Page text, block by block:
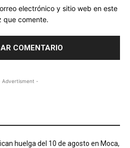
electrónico y sitio web en este
que comente.
Advertisment -
huelga del 10 de agosto en Moca,